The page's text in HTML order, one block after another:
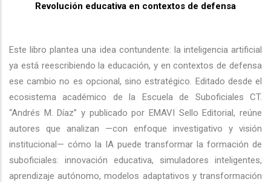
Revolución educativa en contextos de defensa
Este libro plantea una idea contundente: la inteligencia artificial
ya está reescribiendo la educación, y en contextos de defensa
ese cambio no es opcional, sino estratégico. Editado desde el
ecosistema académico de la Escuela de Suboficiales CT.
“Andrés M. Díaz” y publicado por EMAVI Sello Editorial, reúne
autores que analizan —con enfoque investigativo y visión
institucional— cómo la IA puede transformar la formación de
suboficiales: innovación educativa, simuladores inteligentes,
aprendizaje autónomo, modelos adaptativos y transformación